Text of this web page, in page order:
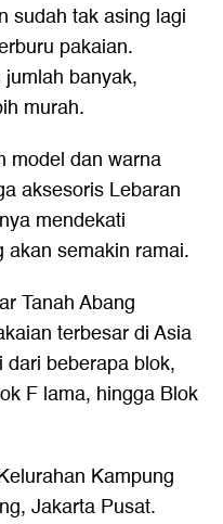
sudah tak asing lagi
pakaian.
banyak,
murah.
model dan warna
aksesoris Lebaran
mendekati
akan semakin ramai.
Tanah Abang
terbesar di Asia
beberapa blok,
F lama, hingga Blok
Kampung
Jakarta Pusat.